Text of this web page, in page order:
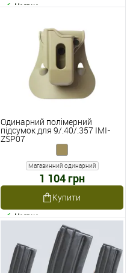
Наявне
Одинарний полімерний
підсумок для 9/.40/.357 IMI-
ZSP07
Магазинний одинарний
1 104 грн
Купити
Наявне